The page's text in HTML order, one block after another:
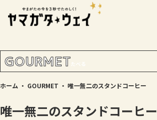
GOURMETたべる
ホーム ・ GOURMET ・ 唯一無二のスタンドコーヒー
唯一無二のスタンドコーヒー